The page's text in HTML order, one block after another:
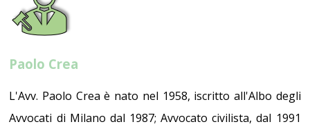
Paolo Crea
L'Avv. Paolo Crea è nato nel 1958, iscritto all'Albo degli
Avvocati di Milano dal 1987; Avvocato civilista, dal 1991